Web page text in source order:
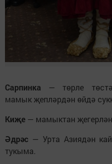
Сарпинка — төрле
мамык җепләрдән өйдә
Киҗе — мамыктан
Әдрәс — Урта Азиядән
тукыма.